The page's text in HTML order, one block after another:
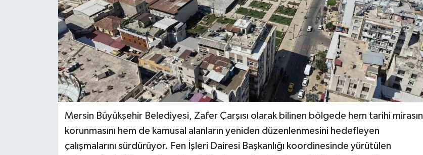
Mersin Büyükşehir Belediyesi, Zafer Çarşısı olarak bilinen bölgede hem tarihi mirasın
korunmasını hem de kamusal alanların yeniden düzenlenmesini hedefleyen
çalışmalarını sürdürüyor. Fen İşleri Dairesi Başkanlığı koordinesinde yürütülen